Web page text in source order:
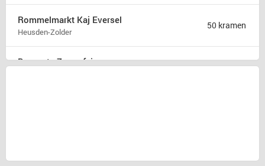
Rommelmarkt Kaj Eversel
Heusden-Zolder
50 kramen
Brocante Zomerfair 18 kramen